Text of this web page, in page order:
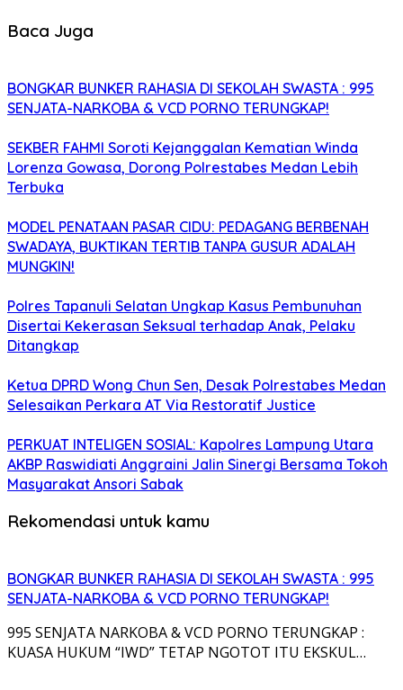
Baca Juga
BONGKAR BUNKER RAHASIA DI SEKOLAH SWASTA : 995
SENJATA-NARKOBA & VCD PORNO TERUNGKAP!
SEKBER FAHMI Soroti Kejanggalan Kematian Winda
Lorenza Gowasa, Dorong Polrestabes Medan Lebih
Terbuka
MODEL PENATAAN PASAR CIDU: PEDAGANG BERBENAH
SWADAYA, BUKTIKAN TERTIB TANPA GUSUR ADALAH
MUNGKIN!
Polres Tapanuli Selatan Ungkap Kasus Pembunuhan
Disertai Kekerasan Seksual terhadap Anak, Pelaku
Ditangkap
Ketua DPRD Wong Chun Sen, Desak Polrestabes Medan
Selesaikan Perkara AT Via Restoratif Justice
PERKUAT INTELIGEN SOSIAL: Kapolres Lampung Utara
AKBP Raswidiati Anggraini Jalin Sinergi Bersama Tokoh
Masyarakat Ansori Sabak
Rekomendasi untuk kamu
BONGKAR BUNKER RAHASIA DI SEKOLAH SWASTA : 995
SENJATA-NARKOBA & VCD PORNO TERUNGKAP!
995 SENJATA NARKOBA & VCD PORNO TERUNGKAP :
KUASA HUKUM “IWD” TETAP NGOTOT ITU EKSKUL…